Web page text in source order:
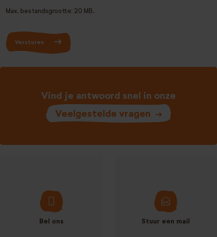
Max. bestandsgrootte: 20 MB.
Versturen
Vind je antwoord snel in onze
Veelgestelde vragen
Bel ons Stuur een mail